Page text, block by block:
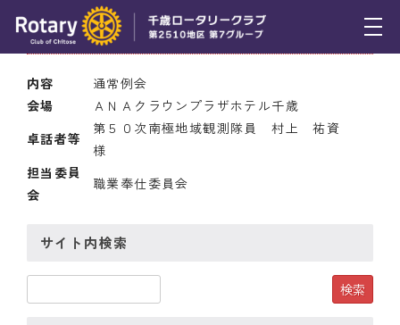
トピックス
例会報告
理事会報告
スケジュール
年間プログラム
2010年7月29日(木) 12:30
内容
通常例会
会場
ＡＮＡクラウンプラザホテル千歳
卓話者等
第５０次南極地域観測隊員 村上 祐資
様
担当委員
会
職業奉仕委員会
サイト内検索